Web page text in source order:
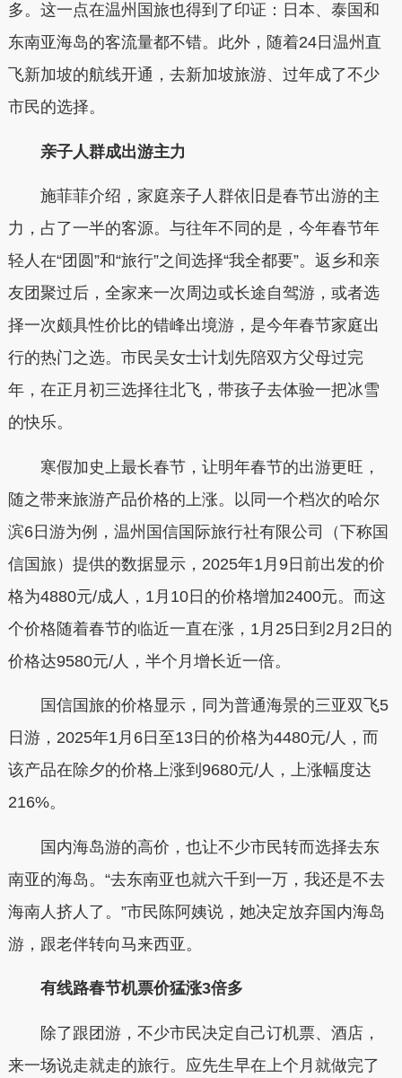
多。这一点在温州国旅也得到了印证：日本、泰国和
东南亚海岛的客流量都不错。此外，随着24日温州直
飞新加坡的航线开通，去新加坡旅游、过年成了不少
市民的选择。
亲子人群成出游主力
施菲菲介绍，家庭亲子人群依旧是春节出游的主
力，占了一半的客源。与往年不同的是，今年春节年
轻人在“团圆”和“旅行”之间选择“我全都要”。返乡和亲
友团聚过后，全家来一次周边或长途自驾游，或者选
择一次颇具性价比的错峰出境游，是今年春节家庭出
行的热门之选。市民吴女士计划先陪双方父母过完
年，在正月初三选择往北飞，带孩子去体验一把冰雪
的快乐。
寒假加史上最长春节，让明年春节的出游更旺，
随之带来旅游产品价格的上涨。以同一个档次的哈尔
滨6日游为例，温州国信国际旅行社有限公司（下称国
信国旅）提供的数据显示，2025年1月9日前出发的价
格为4880元/成人，1月10日的价格增加2400元。而这
个价格随着春节的临近一直在涨，1月25日到2月2日的
价格达9580元/人，半个月增长近一倍。
国信国旅的价格显示，同为普通海景的三亚双飞5
日游，2025年1月6日至13日的价格为4480元/人，而
该产品在除夕的价格上涨到9680元/人，上涨幅度达
216%。
国内海岛游的高价，也让不少市民转而选择去东
南亚的海岛。“去东南亚也就六千到一万，我还是不去
海南人挤人了。”市民陈阿姨说，她决定放弃国内海岛
游，跟老伴转向马来西亚。
有线路春节机票价猛涨3倍多
除了跟团游，不少市民决定自己订机票、酒店，
来一场说走就走的旅行。应先生早在上个月就做完了